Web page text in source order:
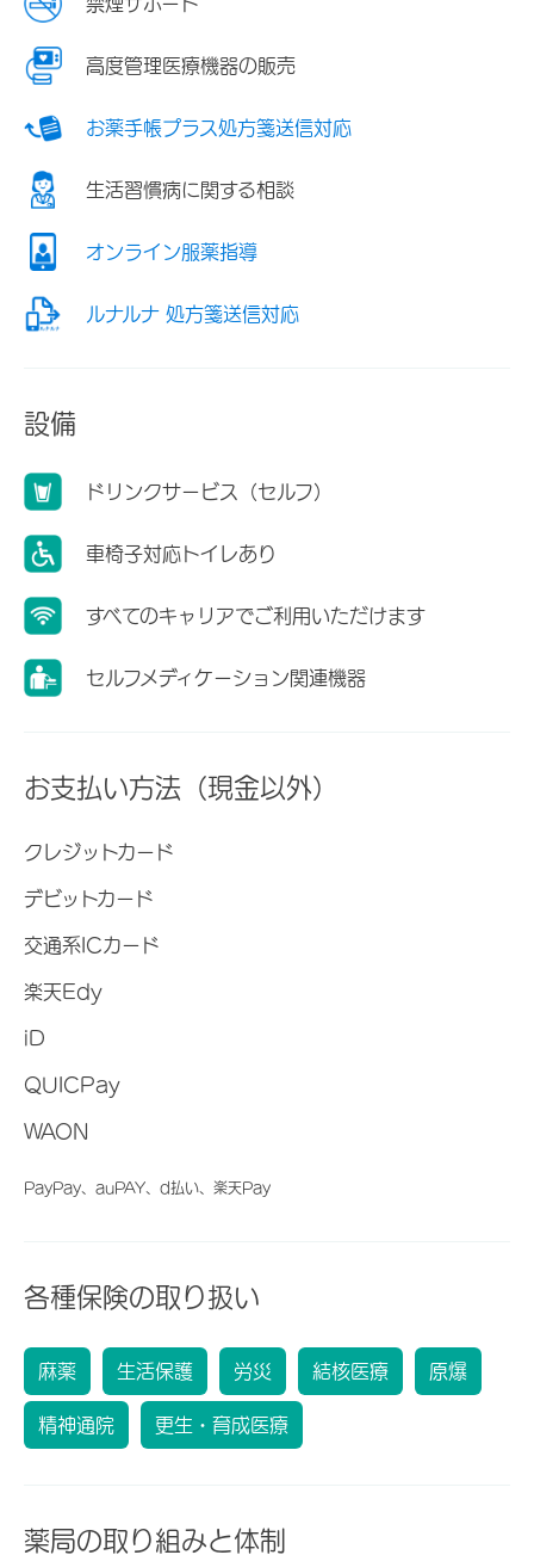
高度管理医療機器の販売
お薬手帳プラス処方箋送信対応
生活習慣病に関する相談
オンライン服薬指導
ルナルナ 処方箋送信対応
設備
ドリンクサービス（セルフ）
車椅子対応トイレあり
すべてのキャリアでご利用いただけます
セルフメディケーション関連機器
お支払い方法（現金以外）
クレジットカード
デビットカード
交通系ICカード
楽天Edy
iD
QUICPay
WAON
PayPay、auPAY、d払い、楽天Pay
各種保険の取り扱い
麻薬 生活保護 労災 結核医療 原爆
精神通院 更生・育成医療
薬局の取り組みと体制